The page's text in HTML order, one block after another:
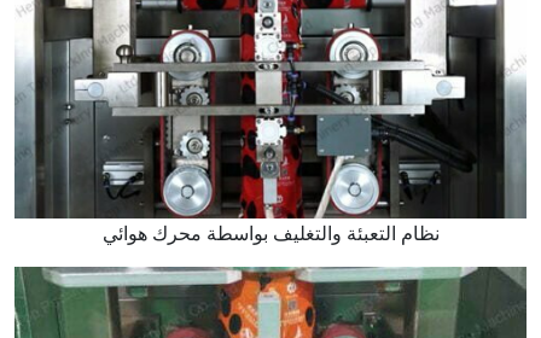
نظام التعبئة والتغليف بواسطة محرك هوائي